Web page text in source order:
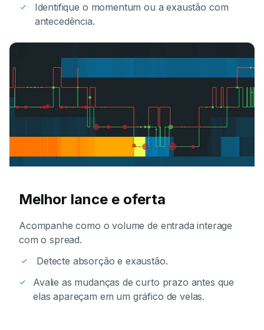
Identifique o momentum ou a exaustão com
antecedência.
Melhor lance e oferta
Acompanhe como o volume de entrada interage
com o spread.
Detecte absorção e exaustão.
Avalie as mudanças de curto prazo antes que
elas apareçam em um gráfico de velas.